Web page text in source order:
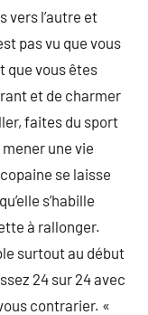
vers l’autre et
pas vu que vous
que vous êtes
et de charmer
faites du sport
une vie
se laisse
s’habille
à rallonger.
surtout au début
24 sur 24 avec
contrarier. «